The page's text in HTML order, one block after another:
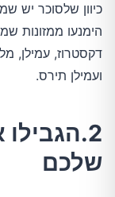
כיוון שלסוכר יש
הימנעו ממזונות
דקסטרוז, עמילן,
ועמילן תירס.
שלכם